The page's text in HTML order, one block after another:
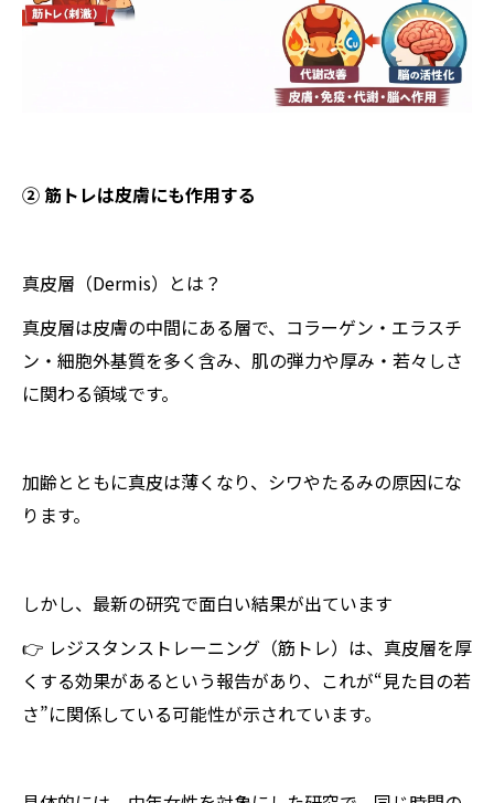
② 筋トレは皮膚にも作用する
真皮層（Dermis）とは？
真皮層は皮膚の中間にある層で、コラーゲン・エラスチ
ン・細胞外基質を多く含み、肌の弾力や厚み・若々しさ
に関わる領域です。
加齢とともに真皮は薄くなり、シワやたるみの原因にな
ります。
しかし、最新の研究で面白い結果が出ています
👉 レジスタンストレーニング（筋トレ）は、真皮層を厚
くする効果があるという報告があり、これが“見た目の若
さ”に関係している可能性が示されています。